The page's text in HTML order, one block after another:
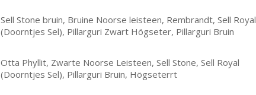
Sell Stone bruin, Bruine Noorse leisteen, Rembrandt, Sell Royal
(Doorntjes Sel), Pillarguri Zwart Högseter, Pillarguri Bruin
Otta Phyllit, Zwarte Noorse Leisteen, Sell Stone, Sell Royal
(Doorntjes Sel), Pillarguri Bruin, Högseterrt